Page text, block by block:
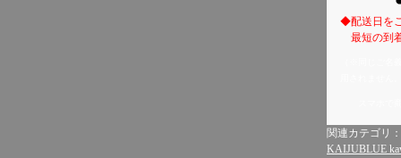
◆配送日を
最短の到
関連カテゴリ：
KAIJUBLUE